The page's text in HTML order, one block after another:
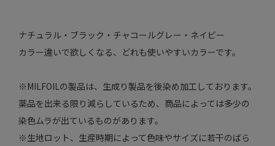
ナチュラル・ブラック・チャコールグレー・ネイビー
カラー違いで欲しくなる、どれも使いやすいカラーです。
※MILFOILの製品は、生成り製品を後染め加工しております。
薬品を出来る限り減らしているため、商品によっては多少の
染色ムラが出ているものがあります。
※生地ロット、生産時期によって色味やサイズに若干のばら